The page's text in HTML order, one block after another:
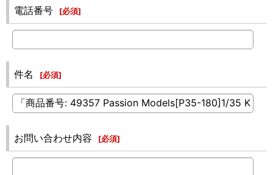
電話番号 [必須]
件名 [必須]
お問い合わせ内容 [必須]